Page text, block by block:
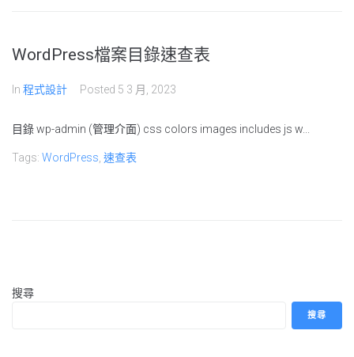
WordPress檔案目錄速查表
In 程式設計 Posted 5 3 月, 2023
目錄 wp-admin (管理介面) css colors images includes js w...
Tags: WordPress 速查表
搜尋
搜尋